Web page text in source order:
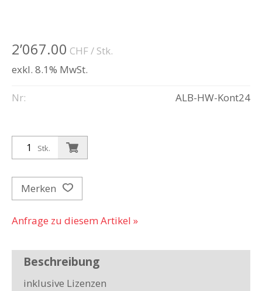
2’067.00 CHF/ Stk.
exkl. 8.1% MwSt.
Nr: ALB-HW-Kont24
Stk.
Merken
Anfrage zu diesem Artikel »
Beschreibung
inklusive Lizenzen